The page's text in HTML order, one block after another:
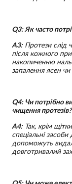
Q3: Як часто
A3:Протези слід
після кожного
накопиченню
запалення ясен
Q4: Чи потрібно
чищення протезів?
A4:Так, крім
спеціальні засоби
допоможуть
довготривалий